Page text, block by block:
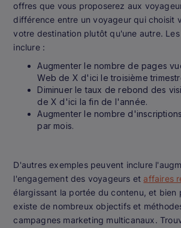
offres que vous proposerez aux
différence entre un voyageur qui choisit
votre destination plutôt qu'une autre.
inclure :
Augmenter le nombre de pages
Web de X d'ici le troisième
Diminuer le taux de rebond des
de X d'ici la fin de l'année.
Augmenter le nombre
par mois.
D'autres exemples peuvent inclure
l'engagement des voyageurs et affaires
élargissant la portée du contenu, et bien
existe de nombreux objectifs et
campagnes marketing multicanaux.